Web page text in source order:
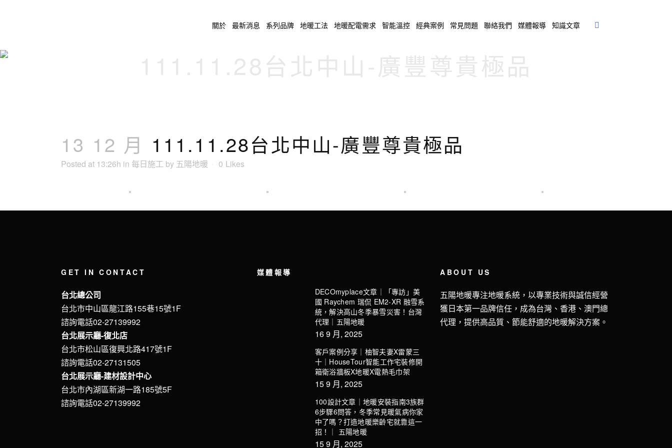
關於 最新消息 系列品牌 地暖工法 地暖配電需求 智能溫控 經典案例 常見問題 聯絡我們 媒體報導 知識文章
13 12 月 111.11.28台北中山-廣豐尊貴極品
Posted at 13:26h in 每日施工 by 五陽地暖 0 Likes
GET IN CONTACT
台北總公司
台北市中山區龍江路155巷15號1F
諮詢電話02-27139992
台北展示廳-復北店
台北市松山區復興北路417號1F
諮詢電話02-27131505
台北展示廳-建材設計中心
台北市內湖區新湖一路185號5F
諮詢電話02-27139992
媒體報導
DECOmyplace文章｜「專訪」美
國 Raychem 瑞侃 EM2-XR 融雪系
統，解決高山冬季暴雪災害！台灣
代理｜五陽地暖
16 9 月, 2025
客戶案例分享｜柚智夫妻X雷蒙三
十｜HouseTour智能工作宅裝修開
箱衛浴牆板X地暖X電熱毛巾架
15 9 月, 2025
100設計文章｜地暖安裝指南3族群
6步驟6問答，冬季常見暖氣病你家
中了嗎？打造地暖樂齡宅就靠這一
招！｜ 五陽地暖
15 9 月, 2025
ABOUT US
五陽地暖專注地暖系統，以專業技術與誠信經營
獲日本第一品牌信任，成為台灣、香港、澳門總
代理，提供高品質、節能舒適的地暖解決方案。